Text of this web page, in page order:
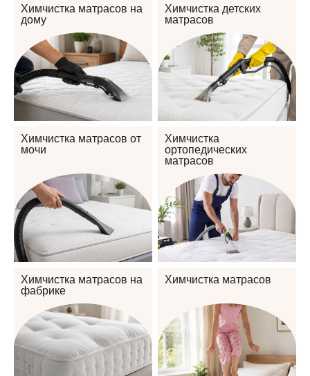
Химчистка матрасов на
дому
Химчистка детских
матрасов
Химчистка матрасов от
мочи
Химчистка
ортопедических
матрасов
Химчистка матрасов на
фабрике
Химчистка матрасов